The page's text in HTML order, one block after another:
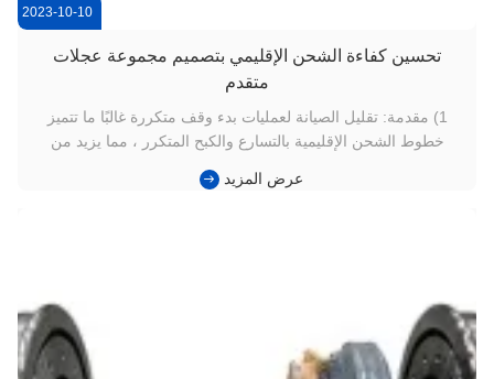
2023-10-10
تحسين كفاءة الشحن الإقليمي بتصميم مجموعة عجلات
متقدم
1) مقدمة: تقليل الصيانة لعمليات بدء وقف متكررة غالبًا ما تتميز
خطوط الشحن الإقليمية بالتسارع والكبح المتكرر ، مما يزيد من
يواجه المشغلون ارتداءً مبكرًا لمسار العجلات ، والتواصل غير
عرض المزيد